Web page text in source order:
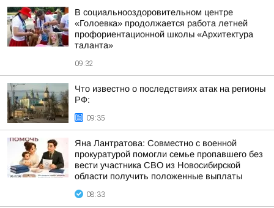
В социальнооздоровительном центре
«Голоевка» продолжается работа летней
профориентационной школы «Архитектура
таланта»
09:32
Что известно о последствиях атак на регионы
РФ:
09:35
Яна Лантратова: Совместно с военной
прокуратурой помогли семье пропавшего без
вести участника СВО из Новосибирской
области получить положенные выплаты
08:33